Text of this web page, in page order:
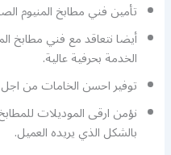
تأمين فني مطابخ المنيوم
أيضا نتعاقد مع فني مطابخ
الخدمة بحرفية عالية.
توفير احسن الخامات من
نؤمن ارقى الموديلات
بالشكل الذي يريده العميل.